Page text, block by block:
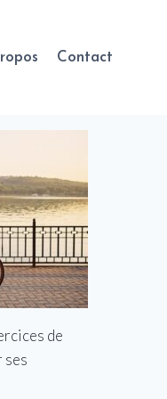
Contact
de
ses